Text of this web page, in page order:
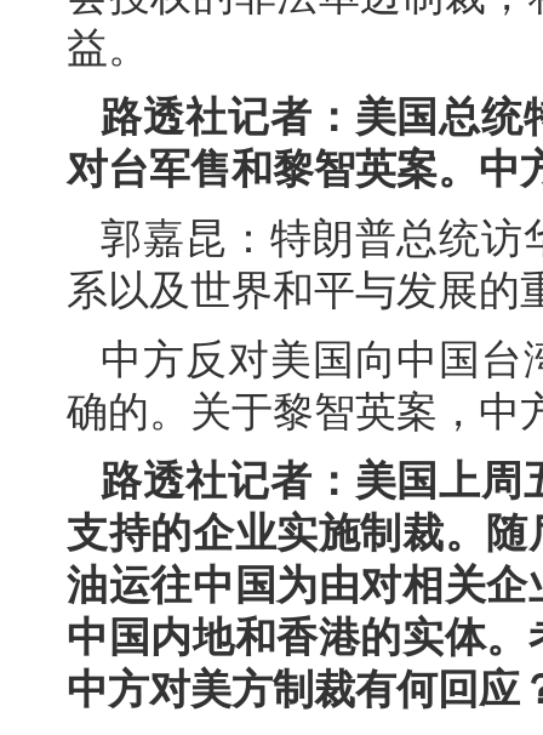
益。
路透社记者：美国总
对台军售和黎智英案。中
郭嘉昆：特朗普总统访
系以及世界和平与发展的
中方反对美国向中国
确的。关于黎智英案，中
路透社记者：美国上
支持的企业实施制裁。
油运往中国为由对相关
中国内地和香港的实体
中方对美方制裁有何回应